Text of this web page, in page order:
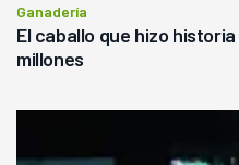
Ganadería
El caballo que hizo
millones